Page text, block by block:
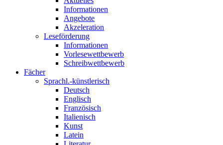
Informationen
Angebote
Akzeleration
Leseförderung
Informationen
Vorlesewettbewerb
Schreibwettbewerb
Fächer
Sprachl.-künstlerisch
Deutsch
Englisch
Französisch
Italienisch
Kunst
Latein